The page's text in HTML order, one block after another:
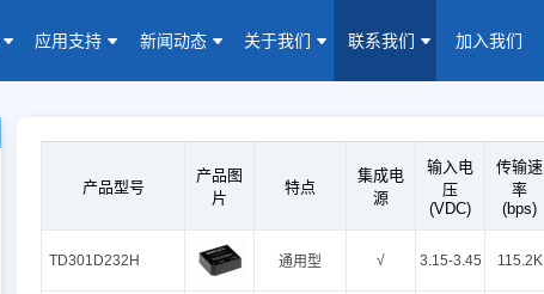
应用支持 新闻动态 关于我们 联系我们 加入我们
产品中心
隔离定电压输入电源(0.2-3W)
高压输出电源
隔离变送器
LED/IGBT驱动器(SiC/GaN)
焦点专题
产品型号
产品图
片
特点
集成电
源
输入电
压
(VDC)
传输速
率
(bps)
TD301D232H 通用型 √ 3.15-3.45 115.2K